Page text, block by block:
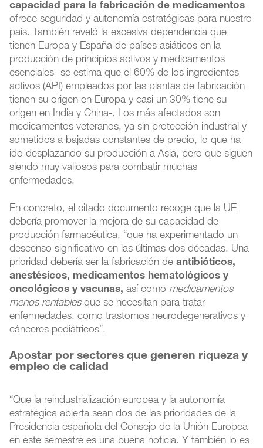
capacidad para la fabricación de medicamentos
ofrece seguridad y autonomía estratégicas para nuestro
país. También reveló la excesiva dependencia que
tienen Europa y España de países asiáticos en la
producción de principios activos y medicamentos
esenciales -se estima que el 60% de los ingredientes
activos (API) empleados por las plantas de fabricación
tienen su origen en Europa y casi un 30% tiene su
origen en India y China-. Los más afectados son
medicamentos veteranos, ya sin protección industrial y
sometidos a bajadas constantes de precio, lo que ha
ido desplazando su producción a Asia, pero que siguen
siendo muy valiosos para combatir muchas
enfermedades.
En concreto, el citado documento recoge que la UE
debería promover la mejora de su capacidad de
producción farmacéutica, “que ha experimentado un
descenso significativo en las últimas dos décadas. Una
prioridad debería ser la fabricación deantibióticos,
anestésicos, medicamentos hematológicos y
oncológicos y vacunas, así como medicamentos
menos rentablesque se necesitan para tratar
enfermedades, como trastornos neurodegenerativos y
cánceres pediátricos”.
Apostar por sectores que generen riqueza y
empleo de calidad
“Que la reindustrialización europea y la autonomía
estratégica abierta sean dos de las prioridades de la
Presidencia española del Consejo de la Unión Europea
en este semestre es una buena noticia. Y también lo es